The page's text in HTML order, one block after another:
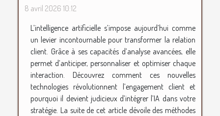
8 avril 2026 10:12
L’intelligence artificielle s’impose aujourd’hui comme
un levier incontournable pour transformer la relation
client. Grâce à ses capacités d’analyse avancées, elle
permet d’anticiper, personnaliser et optimiser chaque
interaction. Découvrez comment ces nouvelles
technologies révolutionnent l’engagement client et
pourquoi il devient judicieux d’intégrer l’IA dans votre
stratégie. La suite de cet article dévoile des méthodes